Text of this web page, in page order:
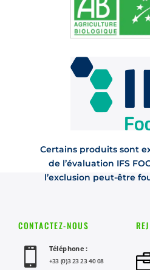
Certains produits sont
de l’évaluation IFS
l’exclusion peut-être
CONTACTEZ-NOUS
 Téléphone :
+33 (0)3 23 23 40 08